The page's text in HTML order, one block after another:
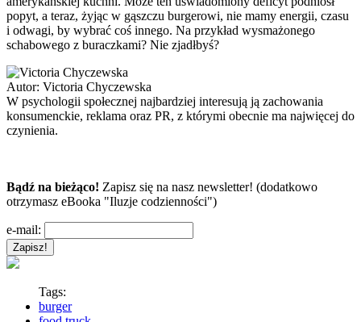
popyt, a teraz, żyjąc w gąszczu burgerowi, nie mamy energii, czasu
i odwagi, by wybrać coś innego. Na przykład wysmażonego
schabowego z buraczkami? Nie zjadłbyś?
Autor: Victoria Chyczewska
W psychologii społecznej najbardziej interesują ją zachowania
konsumenckie, reklama oraz PR, z którymi obecnie ma najwięcej do
czynienia.
Bądź na bieżąco! Zapisz się na nasz newsletter! (dodatkowo
otrzymasz eBooka "Iluzje codzienności")
e-mail:
Tags:
burger